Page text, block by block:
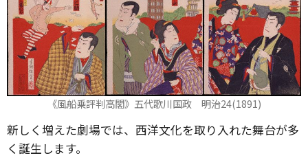
《風船乗評判高閣》五代歌川国政 明治24(1891)
新しく増えた劇場では、西洋文化を取り入れた舞台が多
く誕生します。